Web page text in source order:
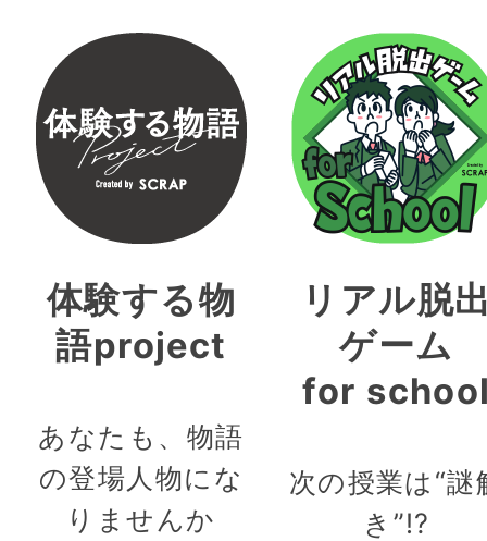
体験する物
語project
あなたも、物語
の登場人物にな
りませんか
リアル脱
ゲーム
for
次の授業は“謎
き”!?